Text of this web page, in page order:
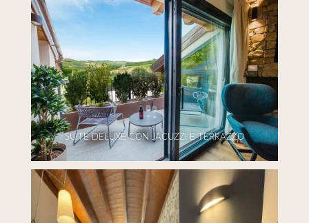
SUITE DELUXE CON JACUZZI E TERRAZZO